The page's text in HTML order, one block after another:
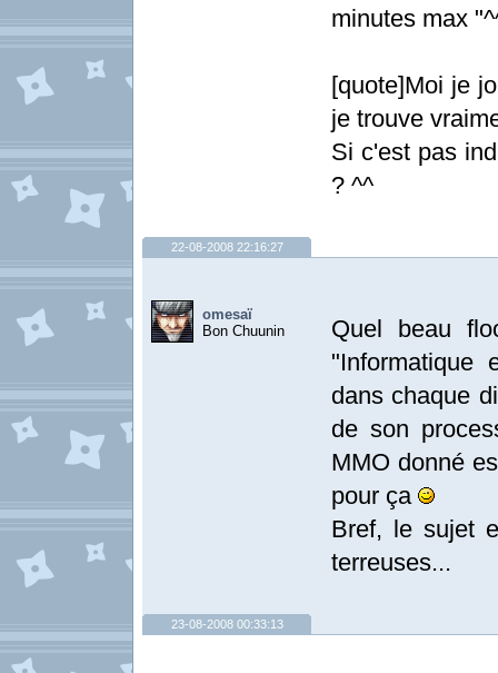
minutes max
[quote]Moi je
je trouve
Si c'est pas
? ^^
22-08-2008 22:16:27
omesaï
Bon Chuunin
Quel beau
dans chaque
de son
MMO donné
pour ça
Bref, le sujet
terreuses...
23-08-2008 00:33:13